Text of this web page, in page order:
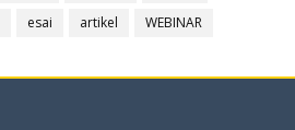
esai artikel WEBINAR